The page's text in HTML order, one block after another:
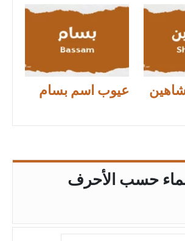
عيوب اسم بسام
حسب الأحرف